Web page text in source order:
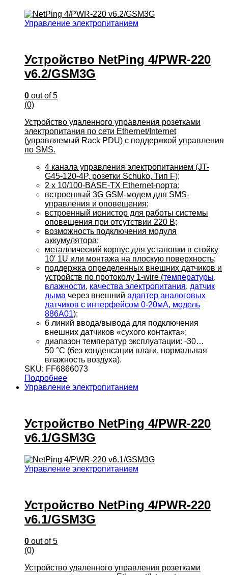
Управление электропитанием
Устройство NetPing 4/PWR-220
v6.2/GSM3G
0 out of 5
(0)
Устройство удаленного управления розетками
электропитания по сети Ethernet/Internet
(управляемый Rack PDU) c поддержкой управления
по SMS.
4 канала управления электропитанием (JT-
G45-120-4P, розетки Schuko, Тип F);
2 х 10/100-BASE-TX Ethernet-порта;
встроенный 3G GSM-модем для SMS-
управления и оповещения;
встроенный ионистор для работы системы
оповещения при отсутствии 220 В;
возможность подключения модуля
аккумулятора;
металлический корпус для установки в стойку
10′ 1U или монтажа на плоскую поверхность;
поддержка определенных внешних датчиков и
устройств по протоколу 1-wire (температуры,
влажности, качества электропитания, датчик
дыма через внешний адаптер аналоговых
датчиков с интерфейсом 0-20мА, модель
886A01);
6 линий ввода/вывода для подключения
внешних датчиков «сухого контакта»;
диапазон температур эксплуатации: -30…
50 °С (без конденсации влаги, нормальная
влажность воздуха).
SKU: FF6866073
Подробнее
Управление электропитанием
Устройство NetPing 4/PWR-220
v6.1/GSM3G
Управление электропитанием
Устройство NetPing 4/PWR-220
v6.1/GSM3G
0 out of 5
(0)
Устройство удаленного управления розетками